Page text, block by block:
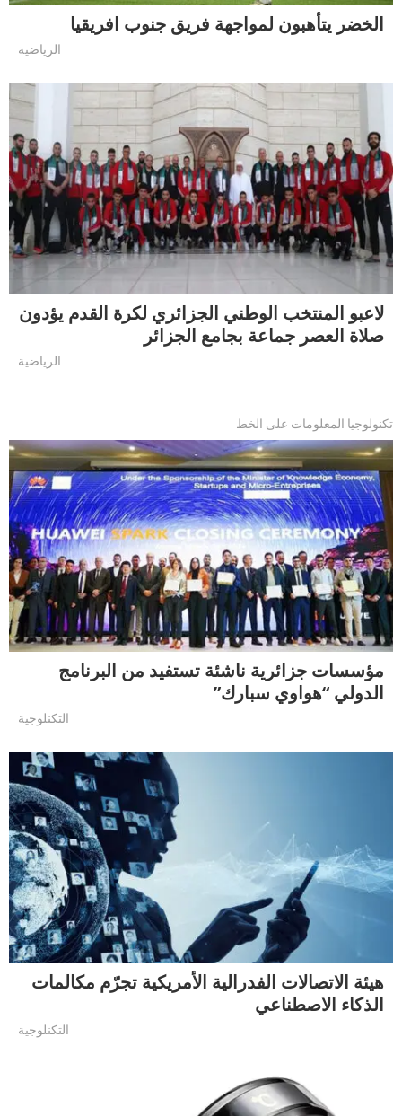
الخضر يتأهبون لمواجهة فريق جنوب افريقيا
الرياضية
لاعبو المنتخب الوطني الجزائري لكرة القدم يؤدون
صلاة العصر جماعة بجامع الجزائر
الرياضية
تكنولوجيا المعلومات على الخط
مؤسسات جزائرية ناشئة تستفيد من البرنامج
الدولي “هواوي سبارك”
التكنلوجية
هيئة الاتصالات الفدرالية الأمريكية تجرّم مكالمات
الذكاء الاصطناعي
التكنلوجية